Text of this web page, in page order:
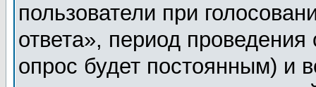
пользователи при
ответа», период проведения
опрос будет постоянным) и